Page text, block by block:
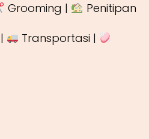
Grooming |
Penitipan
Transportasi |